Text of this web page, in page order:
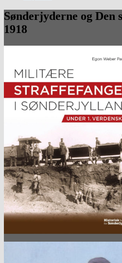
Sønderjyderne og Den
1918